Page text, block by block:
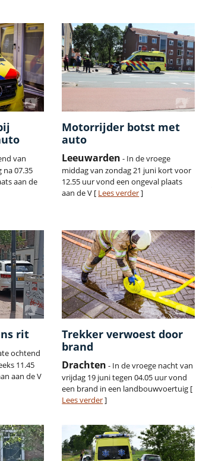
van
na 07.35
aan de
Motorrijder botst met
auto
Leeuwarden - In de vroege
middag van zondag 21 juni kort voor
12.55 uur vond een ongeval plaats
aan de V [ Lees verder]
rit
ochtend
11.45
aan de V
Trekker verwoest door
brand
Drachten - In de vroege nacht van
vrijdag 19 juni tegen 04.05 uur vond
een brand in een landbouwvoertuig [
Lees verder]